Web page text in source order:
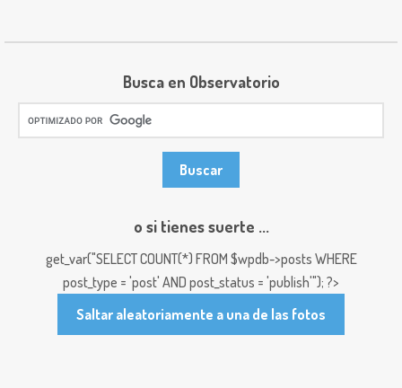
Busca en Observatorio
o si tienes suerte ...
get_var("SELECT COUNT(*) FROM $wpdb->posts WHERE
post_type = 'post' AND post_status = 'publish'"); ?>
Saltar aleatoriamente a una de las fotos